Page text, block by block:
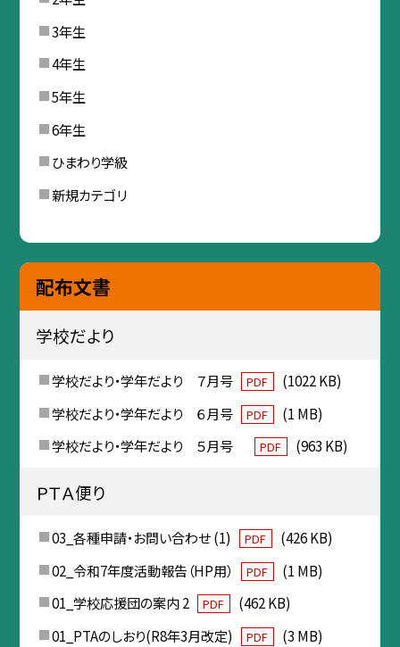
3年生
4年生
5年生
6年生
ひまわり学級
新規カテゴリ
配布文書
学校だより
学校だより・学年だより ７月号 PDF
(1022 KB)
学校だより・学年だより ６月号
PDF
(1 MB)
学校だより・学年だより ５月号
PDF (963 KB)
ＰＴＡ便り
03_各種申請・お問い合わせ (1) PDF
(426 KB)
02_令和7年度活動報告（HP用）
PDF
(1 MB)
01_学校応援団の案内 2
PDF
(462 KB)
01_PTAのしおり(R8年3月改定)
PDF (3 MB)